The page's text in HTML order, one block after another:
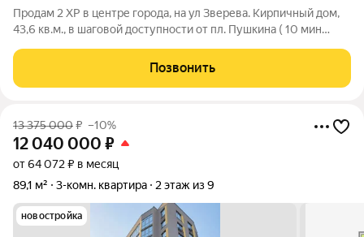
Продам 2 ХР в центре города, на ул Зверева. Кирпичный дом,
43,6 кв.м., в шаговой доступности от пл. Пушкина ( 10 мин
р.Уводь, цирк, дворец искусств , театры, кинотеатры , отличная
транспортная
Позвонить
13 375 000₽ –10%
12 040 000 ₽
от 64 072 ₽ в месяц
89,1 м²
3-комн. квартира 2 этаж из 9
новостройка